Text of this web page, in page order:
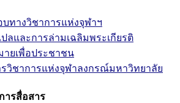
ทางวิชาการแห่งจุฬาฯ
ลและการล่ามเฉลิมพระเกียรติ
ยเพื่อประชาชน
วิชาการแห่งจุฬาลงกรณ์มหาวิทยาลัย
ารสื่อสาร